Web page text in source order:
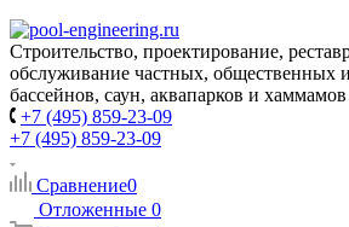
Строительство, проектирование,
обслуживание частных, общественных
бассейнов, саун, аквапарков и хаммамов
+7 (495) 859-23-09
+7 (495) 859-23-09
Сравнение0
Отложенные 0